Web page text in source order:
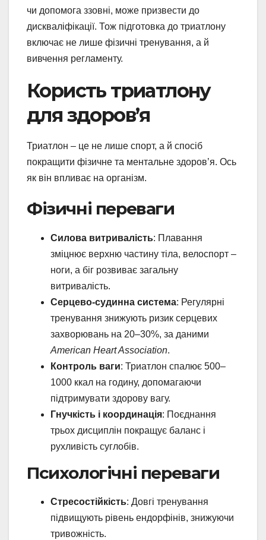
чи допомога ззовні, може призвести до
дискваліфікації. Тож підготовка до триатлону
включає не лише фізичні тренування, а й
вивчення регламенту.
Користь триатлону
для здоров’я
Триатлон – це не лише спорт, а й спосіб
покращити фізичне та ментальне здоров’я. Ось
як він впливає на організм.
Фізичні переваги
Силова витривалість: Плавання
зміцнює верхню частину тіла, велоспорт –
ноги, а біг розвиває загальну
витривалість.
Серцево-судинна система: Регулярні
тренування знижують ризик серцевих
захворювань на 20–30%, за даними
American Heart Association.
Контроль ваги: Триатлон спалює 500–
1000 ккал на годину, допомагаючи
підтримувати здорову вагу.
Гнучкість і координація: Поєднання
трьох дисциплін покращує баланс і
рухливість суглобів.
Психологічні переваги
Стресостійкість: Довгі тренування
підвищують рівень ендорфінів, знижуючи
тривожність.